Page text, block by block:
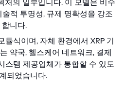
의 일부입니다. 이 모델은 비수
적 투명성, 규제 명확성을 강조
합니다.
식이며, 자체 환경에서 XRP 기
약국, 헬스케어 네트워크, 결제
스템 제공업체가 통합할 수 있도
되었습니다.